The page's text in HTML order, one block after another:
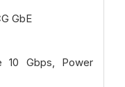
GbE
10 Gbps, Power